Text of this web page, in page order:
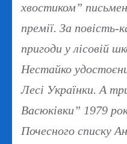
хвостиком”
премії. За повість-
пригоди у лісовій
Нестайко
Лесі Українки. А
Васюківки” 1979
Почесного списку